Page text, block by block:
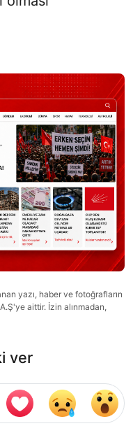
yazı, haber ve fotoğrafların
aittir. İzin alınmadan,
ver